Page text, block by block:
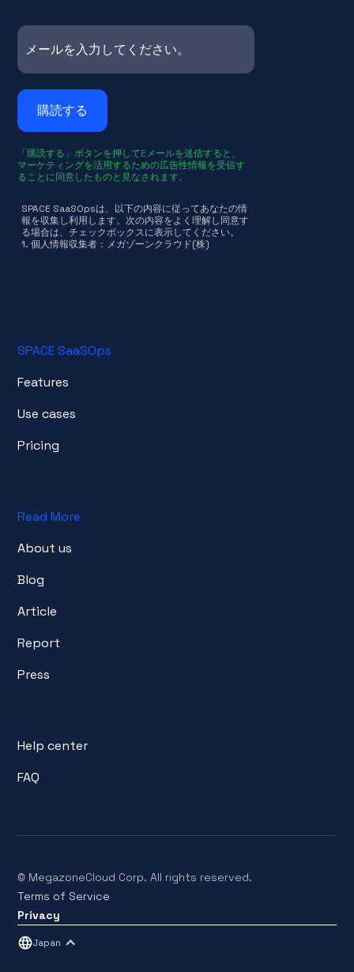
「購読する」ボタンを押してEメールを送信すると、
マーケティングを活用するための広告性情報を受信す
ることに同意したものと見なされます。
SPACE SaaSOpsは、以下の内容に従ってあなたの情
報を収集し利用します。次の内容をよく理解し同意す
る場合は、チェックボックスに表示してください。
1. 個人情報収集者：メガゾーンクラウド(株)
否リンクをクリックするか、案内文字内の受信拒否連
- 部署名: Offering GTM Team
※同意拒否権および不利益
お客様は同意を拒否する権利を留保し、同意を拒否し
ません。
SPACE SaaSOps
Features
Use cases
Pricing
Read More
About us
Blog
Article
Report
Press
Help center
FAQ
© MegazoneCloud Corp. All rights reserved.
Terms of Service
Privacy
Japan